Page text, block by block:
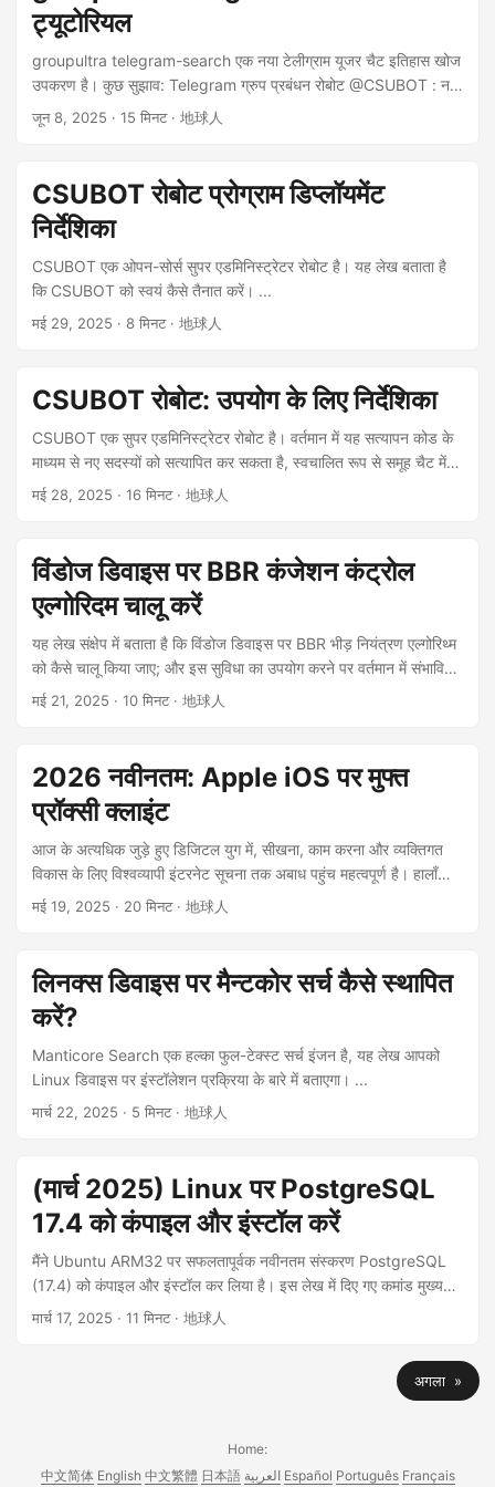
संचारित, वितरित या सार्वजनिक रूप से प्रदर्शित करने के लिए kas ऐप से लिखित
अनुमति प्राप्त करनी होगी। उपयोगकर्ता बिक्री, व्यापार या अन्य व्यावसायिक
उद्देश्यों के लिए kas ऐप का उपयोग नहीं करने के लिए सहमत हैं। उपयोगकर्ता
धमकी भरे, अपमानजनक, अश्लील, असभ्य या आपराधिक भाषा का उपयोग नहीं
कर सकते हैं। उपयोगकर्ता ऐसी जानकारी या सामग्री भी पोस्ट या संचारित नहीं
किसी भी जानकारी या सामग्री को हटाने या संपादित करने का अधिकार सुरक्षित
रखता है। ...
ट्यूटोरियल
groupultra telegram-search एक नया टेलीग्राम यूजर चैट इतिहास खोज
उपकरण है। कुछ सुझाव: Telegram ग्रुप प्रबंधन रोबोट @CSUBOT : नए
उपयोगकर्ताओं को निजी संदेश भेज सकता है, CloudFlare का वेब सत्यापन कोड
भेज सकता है, जिससे समूह में प्रवेश करने की समीक्षा की जा सकती है, यह
उपयोगकर्ता वास्तविक मानव हैं या नहीं। समूह के अन्य सदस्यों को परेशान नहीं
करेगा। विभिन्न वेबसाइटों तक पहुंचने के लिए स्थानीय मशीन के सार्वजनिक
नेटवर्क IP को क्वेरी करें , यह प्रॉक्सी डायवर्सन कॉन्फ़िगरेशन का पता लगा सकता
है और AI टूल द्वारा खाता ब्लॉक होने से बचा सकता है। उपयोगकर्ता द्वारा चीन की
वेबसाइटों, अंतरराष्ट्रीय स्तर पर प्रसिद्ध AI वेबसाइटों, ब्लॉक की गई
अंतरराष्ट्रीय वेबसाइटों और स्वीकार्य अंतरराष्ट्रीय वेबसाइटों तक पहुंचने के लिए
उपयोग किए जाने वाले IP को देख सकते हैं परियोजना सुविधाएँ आधिकारिक
जून 8, 2025 · 15 मिनट · 地球人
CSUBOT रोबोट प्रोग्राम डिप्लॉयमेंट
निर्देशिका
CSUBOT एक ओपन-सोर्स सुपर एडमिनिस्ट्रेटर रोबोट है। यह लेख बताता है
कि CSUBOT को स्वयं कैसे तैनात करें। ...
मई 29, 2025 · 8 मिनट · 地球人
CSUBOT रोबोट: उपयोग के लिए निर्देशिका
CSUBOT एक सुपर एडमिनिस्ट्रेटर रोबोट है। वर्तमान में यह सत्यापन कोड के
माध्यम से नए सदस्यों को सत्यापित कर सकता है, स्वचालित रूप से समूह चैट में
स्पैम बॉट को रोकता है। भविष्य में और अधिक सुविधाएँ जोड़ी जाएँगी। ...
मई 28, 2025 · 16 मिनट · 地球人
विंडोज डिवाइस पर BBR कंजेशन कंट्रोल
एल्गोरिदम चालू करें
यह लेख संक्षेप में बताता है कि विंडोज डिवाइस पर BBR भीड़ नियंत्रण एल्गोरिथ्म
को कैसे चालू किया जाए; और इस सुविधा का उपयोग करने पर वर्तमान में संभावित
समस्याएं। ...
मई 21, 2025 · 10 मिनट · 地球人
2026 नवीनतम: Apple iOS पर मुफ्त
प्रॉक्सी क्लाइंट
आज के अत्यधिक जुड़े हुए डिजिटल युग में, सीखना, काम करना और व्यक्तिगत
विकास के लिए विश्वव्यापी इंटरनेट सूचना तक अबाध पहुंच महत्वपूर्ण है। हालाँकि,
विभिन्न कारणों से, कुछ क्षेत्रों में इंटरनेट एक्सेस प्रतिबंधित है। यह लेख Apple
इंटरनेट स्वतंत्रता चाहने वाले iPhone उपयोगकर्ताओं के लिए एक व्यावहारिक
मार्गदर्शिका प्रदान करेगा। ...
मई 19, 2025 · 20 मिनट · 地球人
लिनक्स डिवाइस पर मैन्टकोर सर्च कैसे स्थापित
करें?
Manticore Search एक हल्का फुल-टेक्स्ट सर्च इंजन है, यह लेख आपको
Linux डिवाइस पर इंस्टॉलेशन प्रक्रिया के बारे में बताएगा। ...
मार्च 22, 2025 · 5 मिनट · 地球人
(मार्च 2025) Linux पर PostgreSQL
17.4 को कंपाइल और इंस्टॉल करें
मैंने Ubuntu ARM32 पर सफलतापूर्वक नवीनतम संस्करण PostgreSQL
(17.4) को कंपाइल और इंस्टॉल कर लिया है। इस लेख में दिए गए कमांड मुख्य
रूप से PostgreSQL के आधिकारिक दस्तावेज़ से लिए गए हैं। मैंने इस लेख में
मार्च 17, 2025 · 11 मिनट · 地球人
अगला »
Home:
中文简体 English 中文繁體 日本語 العربية Español Português Français